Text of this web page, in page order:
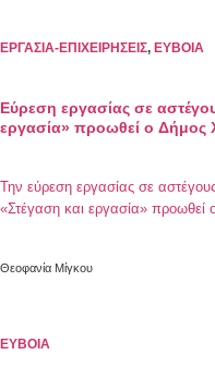
ΕΡΓΑΣΙΑ-ΕΠΙΧΕΙΡΗΣΕΙΣ, ΕΥΒΟΙΑ
Eύρεση εργασίας σε
εργασία» προωθεί ο Δήμος
Την εύρεση εργασίας σε
«Στέγαση και εργασία» προωθεί
Θεοφανία Μίγκου
ΕΥΒΟΙΑ